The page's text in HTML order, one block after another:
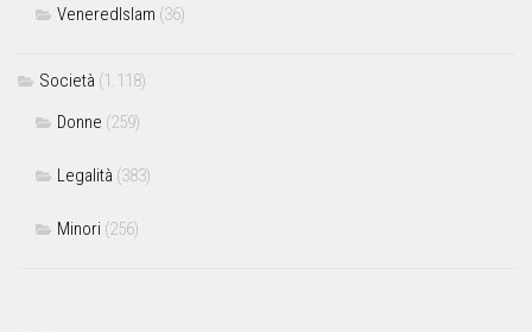
VeneredIslam (36)
Società (1.118)
Donne (259)
Legalità (383)
Minori (256)